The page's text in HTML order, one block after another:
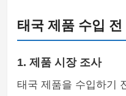
태국 제품 수입
1. 제품 시장 조사
태국 제품을 수입하기